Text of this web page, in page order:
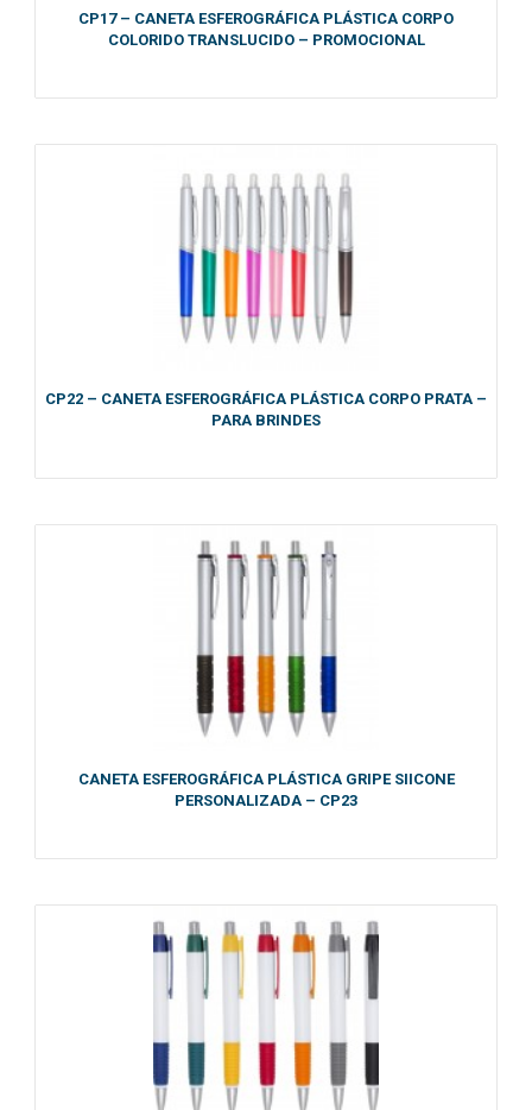
CP17 – CANETA ESFEROGRÁFICA PLÁSTICA CORPO
COLORIDO TRANSLUCIDO – PROMOCIONAL
CP22 – CANETA ESFEROGRÁFICA PLÁSTICA CORPO PRATA –
PARA BRINDES
CANETA ESFEROGRÁFICA PLÁSTICA GRIPE SIICONE
PERSONALIZADA – CP23